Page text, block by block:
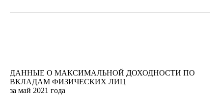
ДАННЫЕ О МАКСИМАЛЬНОЙ ДОХОДНОСТИ ПО
ВКЛАДАМ ФИЗИЧЕСКИХ ЛИЦ
за май 2021 года